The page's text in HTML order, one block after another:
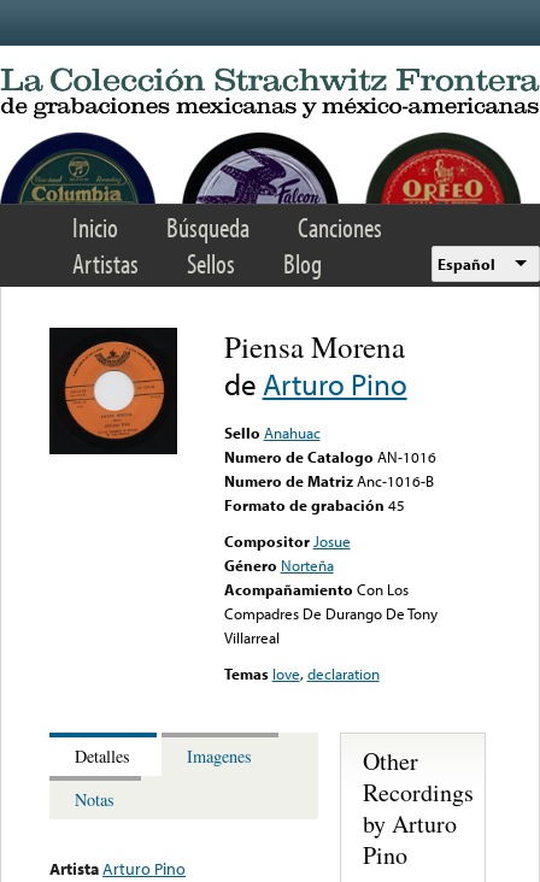
Inicio Búsqueda
Canciones
Artistas
Sellos Blog Español
Piensa Morena
de Arturo Pino
Sello Anahuac
Numero de Catalogo AN-1016
Numero de Matriz Anc-1016-B
Formato de grabación 45
Compositor Josue
Género Norteña
Acompañamiento Con Los
Compadres De Durango De Tony
Villarreal
Temas love,declaration
Detalles
Imagenes
Notas
ArtistaArturo Pino
Other
Recordings
by Arturo
Pino